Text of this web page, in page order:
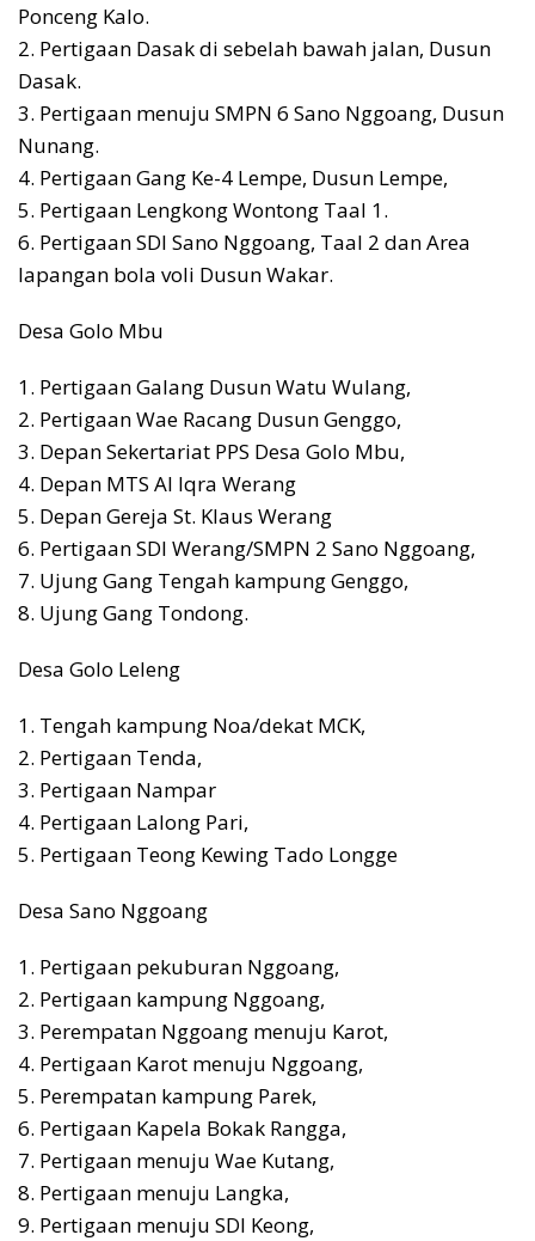
Ponceng Kalo.
2. Pertigaan Dasak di sebelah bawah jalan, Dusun
Dasak.
3. Pertigaan menuju SMPN 6 Sano Nggoang, Dusun
Nunang.
4. Pertigaan Gang Ke-4 Lempe, Dusun Lempe,
5. Pertigaan Lengkong Wontong Taal 1.
6. Pertigaan SDI Sano Nggoang, Taal 2 dan Area
lapangan bola voli Dusun Wakar.
Desa Golo Mbu
1. Pertigaan Galang Dusun Watu Wulang,
2. Pertigaan Wae Racang Dusun Genggo,
3. Depan Sekertariat PPS Desa Golo Mbu,
4. Depan MTS Al Iqra Werang
5. Depan Gereja St. Klaus Werang
6. Pertigaan SDI Werang/SMPN 2 Sano Nggoang,
7. Ujung Gang Tengah kampung Genggo,
8. Ujung Gang Tondong.
Desa Golo Leleng
1. Tengah kampung Noa/dekat MCK,
2. Pertigaan Tenda,
3. Pertigaan Nampar
4. Pertigaan Lalong Pari,
5. Pertigaan Teong Kewing Tado Longge
Desa Sano Nggoang
1. Pertigaan pekuburan Nggoang,
2. Pertigaan kampung Nggoang,
3. Perempatan Nggoang menuju Karot,
4. Pertigaan Karot menuju Nggoang,
5. Perempatan kampung Parek,
6. Pertigaan Kapela Bokak Rangga,
7. Pertigaan menuju Wae Kutang,
8. Pertigaan menuju Langka,
9. Pertigaan menuju SDI Keong,